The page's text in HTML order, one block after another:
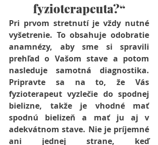
fyzioterapeuta?“
Pri prvom stretnutí je vždy nutné
vyšetrenie. To obsahuje odobratie
anamnézy, aby sme si spravili
prehľad o Vašom stave a potom
nasleduje samotná diagnostika.
Pripravte sa na to, že Vás
fyzioterapeut vyzlečie do spodnej
bielizne, takže je vhodné mať
spodnú bielizeň a mať ju aj v
adekvátnom stave. Nie je príjemné
ani jednej strane, keď